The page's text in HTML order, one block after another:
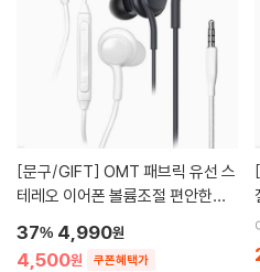
[문구/GIFT]
테레오 이어폰 볼륨조절 편안한착
4,500원 쿠폰혜택가
37% 4,990원